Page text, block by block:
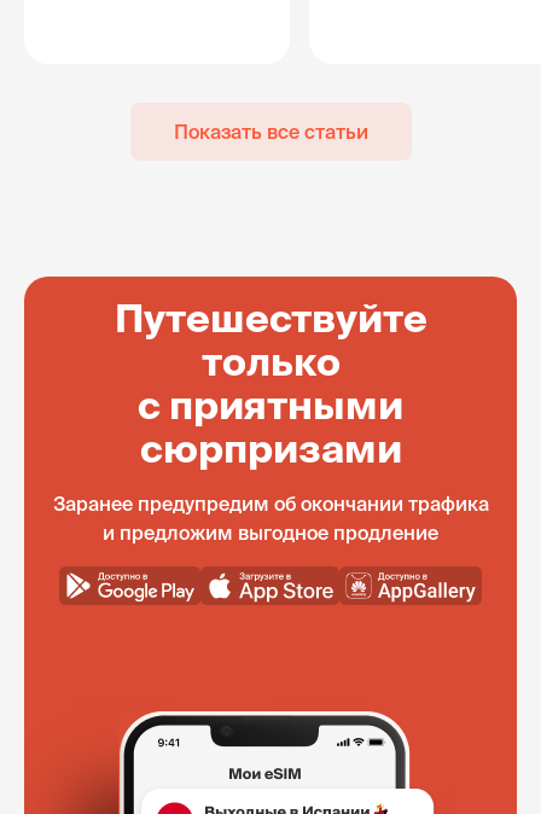
Показать все статьи
Путешествуйте
только
с приятными
сюрпризами
Заранее предупредим об окончании трафика
и предложим выгодное продление